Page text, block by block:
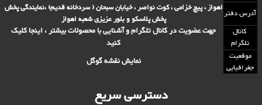
آدرس دفتراهواز ، پیچ خزامی ، کوت نواصر ، خیابان سبحان ( سردخانه قدیم) ،نمایندگی پخش
پخش پلاسکو و بلور عزیزی شعبه اهواز
کانال
تلگرام
جهت عضویت در کانال تلگرام و آشنایی با محصولات بیشتر ، اینجا کلیک
کنید
موقعیت
جغرافیایی
نمایش نقشه گوگل
دسترسی سریع